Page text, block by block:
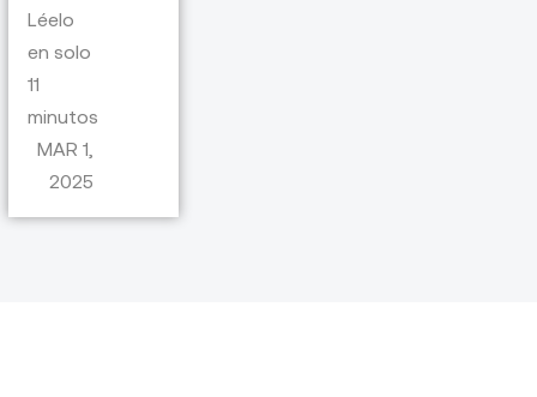
Léelo
en solo
11
minutos
MAR 1,
2025